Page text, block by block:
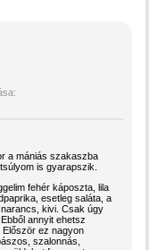
a mániás szakaszba
is gyarapszik.
fehér káposzta, lila
esetleg saláta, a
kivi. Csak úgy
annyit ehetsz
Először ez nagyon
szalonnás,